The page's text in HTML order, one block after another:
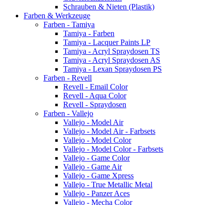
Schrauben & Nieten (Plastik)
Farben & Werkzeuge
Farben - Tamiya
Tamiya - Farben
Tamiya - Lacquer Paints LP
Tamiya - Acryl Spraydosen TS
Tamiya - Acryl Spraydosen AS
Tamiya - Lexan Spraydosen PS
Farben - Revell
Revell - Email Color
Revell - Aqua Color
Revell - Spraydosen
Farben - Vallejo
Vallejo - Model Air
Vallejo - Model Air - Farbsets
Vallejo - Model Color
Vallejo - Model Color - Farbsets
Vallejo - Game Color
Vallejo - Game Air
Vallejo - Game Xpress
Vallejo - True Metallic Metal
Vallejo - Panzer Aces
Vallejo - Mecha Color